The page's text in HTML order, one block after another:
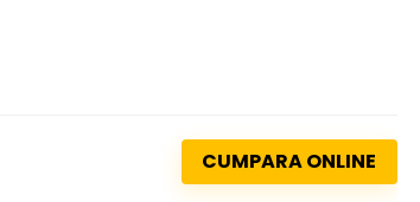
CUMPARA ONLINE